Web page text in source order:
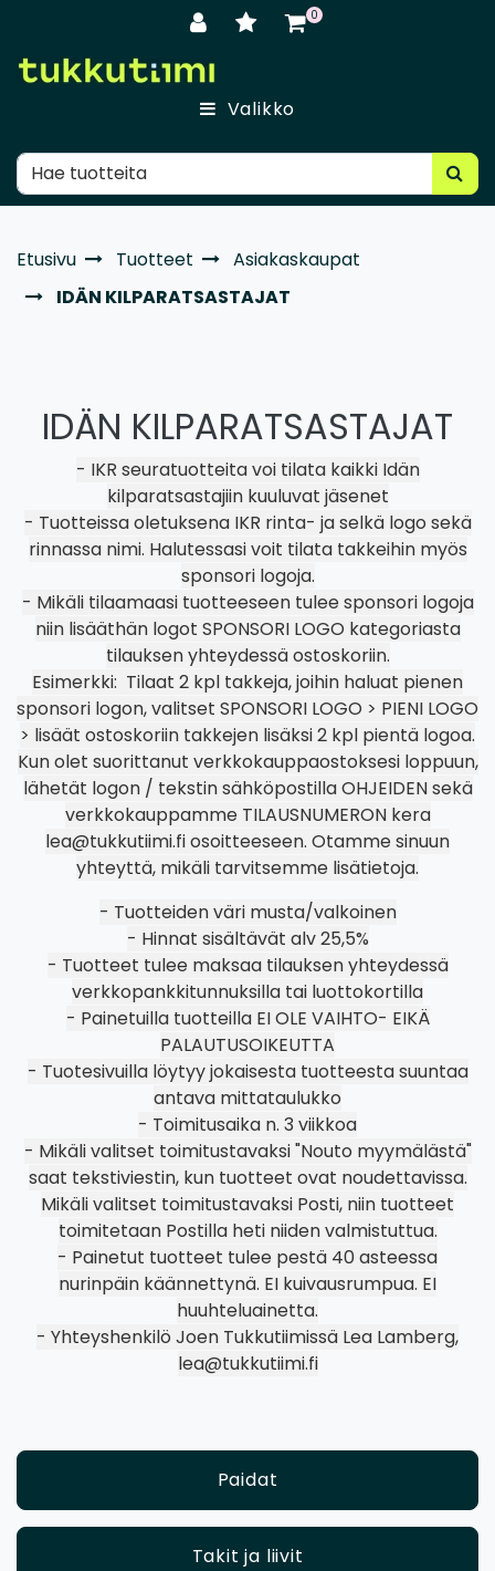
0
Valikko
Etusivu Tuotteet
Asiakaskaupat
IDÄN KILPARATSASTAJAT
IDÄN KILPARATSASTAJAT
- IKR seuratuotteita voi tilata kaikki Idän
kilparatsastajiin kuuluvat jäsenet
- Tuotteissa oletuksena IKR rinta- ja selkä logo sekä
rinnassa nimi. Halutessasi voit tilata takkeihin myös
sponsori logoja.
- Mikäli tilaamaasi tuotteeseen tulee sponsori logoja
niin lisääthän logot SPONSORI LOGO kategoriasta
tilauksen yhteydessä ostoskoriin.
Esimerkki: Tilaat 2 kpl takkeja, joihin haluat pienen
sponsori logon, valitset SPONSORI LOGO > PIENI LOGO
> lisäät ostoskoriin takkejen lisäksi 2 kpl pientä logoa.
Kun olet suorittanut verkkokauppaostoksesi loppuun,
lähetät logon / tekstin sähköpostilla OHJEIDEN sekä
verkkokauppamme TILAUSNUMERON kera
lea@tukkutiimi.fi osoitteeseen. Otamme sinuun
yhteyttä, mikäli tarvitsemme lisätietoja.
- Tuotteiden väri musta/valkoinen
- Hinnat sisältävät alv 25,5%
- Tuotteet tulee maksaa tilauksen yhteydessä
verkkopankkitunnuksilla tai luottokortilla
- Painetuilla tuotteilla EI OLE VAIHTO- EIKÄ
PALAUTUSOIKEUTTA
- Tuotesivuilla löytyy jokaisesta tuotteesta suuntaa
antava mittataulukko
- Toimitusaika n. 3 viikkoa
- Mikäli valitset toimitustavaksi "Nouto myymälästä"
saat tekstiviestin, kun tuotteet ovat noudettavissa.
Mikäli valitset toimitustavaksi Posti, niin tuotteet
toimitetaan Postilla heti niiden valmistuttua.
- Painetut tuotteet tulee pestä 40 asteessa
nurinpäin käännettynä. EI kuivausrumpua. EI
huuhteluainetta.
- Yhteyshenkilö Joen Tukkutiimissä Lea Lamberg,
lea@tukkutiimi.fi
Paidat
Takit ja liivit